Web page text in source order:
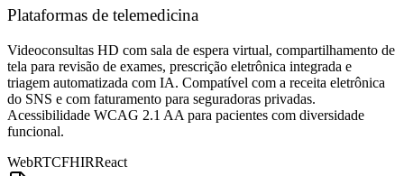
Plataformas de telemedicina
Videoconsultas HD com sala de espera virtual, compartilhamento de
tela para revisão de exames, prescrição eletrônica integrada e
triagem automatizada com IA. Compatível com a receita eletrônica
do SNS e com faturamento para seguradoras privadas.
Acessibilidade WCAG 2.1 AA para pacientes com diversidade
funcional.
WebRTCFHIRReact